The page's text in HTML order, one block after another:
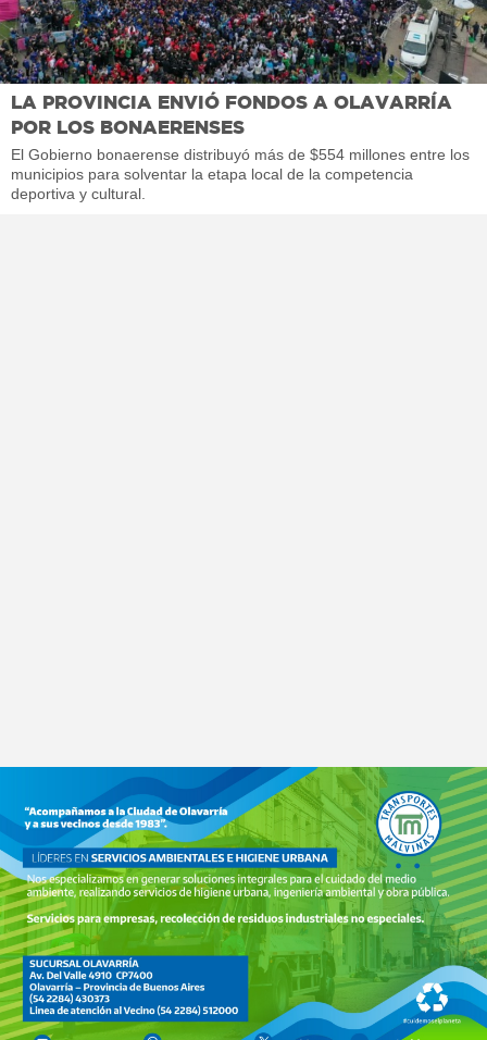
LA PROVINCIA ENVIÓ FONDOS A OLAVARRÍA
POR LOS BONAERENSES
El Gobierno bonaerense distribuyó más de $554 millones entre los
municipios para solventar la etapa local de la competencia
deportiva y cultural.